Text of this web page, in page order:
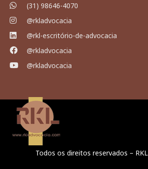
(31) 98646-4070
@rkladvocacia
@rkl-escritório-de-advocacia
@rkladvocacia
@rkladvocacia
Todos os direitos reservados –